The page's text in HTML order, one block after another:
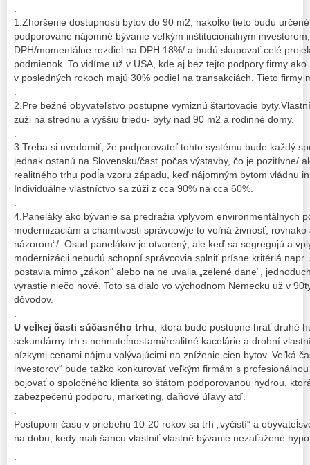
1.Zhoršenie dostupnosti bytov do 90 m2, nakoĺko tieto budú
podporované nájomné bývanie veľkým inśtitucionálnym
DPH/momentálne rozdiel na DPH 18%/ a budú skupovať celé
podmienok. To vidíme už v USA, kde aj bez tejto podpory firmy
v posledných rokoch majú 30% podiel na transakciách. Tieto firmy
2.Pre beźné obyvateľstvo postupne vymiznú štartovacie
zúźi na strednú a vyššiu triedu- byty nad 90 m2 a rodinné domy.
3.Treba si uvedomiť, že podporovateľ tohto systému bude každý
jednak ostanú na Slovensku/časť počas výstavby, čo je pozitívne/
realitného trhu podĺa vzoru západu, keď nájomným bytom vládnu
Individuálne vlastníctvo sa zúži z cca 90% na cca 60%.
4.Paneláky ako bývanie sa predražia vplyvom environmentálnych
modernizáciám a chamtivosti správcov/je to voľná živnosť, rovnako
názorom“/. Osud panelákov je otvorený, ale keď sa segregujú a
modernizácii nebudú schopní správcovia splniť prísne kritériá
postavia mimo „zákon“ alebo na ne uvalia „zelené dane“,
vyrastie niečo nové. Toto sa dialo vo východnom Nemecku už v
dôvodov.
U veĺkej časti súčasného trhu , ktorá bude postupne hrať druhé
sekundárny trh s nehnuteĺnosťami/realitné kacelárie a drobní
nízkymi cenami nájmu vplývajúcimi na zníźenie cien bytov. Veľká
investorov“ bude ťažko konkurovať veľkým firmám s
bojovať o spoločného klienta so štátom podporovanou hydrou,
zabezpečenú podporu, marketing, daňové úľavy atď.
Postupom času v priebehu 10-20 rokov sa trh „vyčistí“ a
na dobu, kedy mali šancu vlastniť vlastné bývanie nezaťažené